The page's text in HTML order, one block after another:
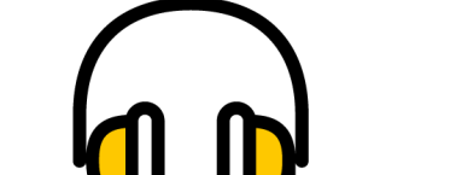
seit Jahresbeginn eine Überblick, Einsicht
und Eingriff bietende Lösung. Zur
Entwicklung setzte man auf
Cloudtechnologie, bewährte und Startup-
Partner sowie erstmals agile
Projektmethoden.